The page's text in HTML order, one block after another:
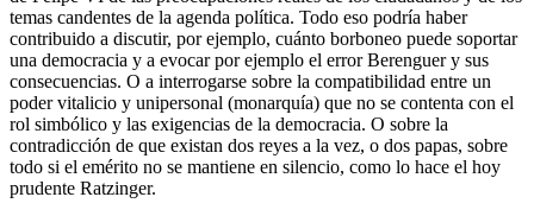
temas candentes de la agenda política. Todo eso podría haber
contribuido a discutir, por ejemplo, cuánto borboneo puede soportar
una democracia y a evocar por ejemplo el error Berenguer y sus
consecuencias. O a interrogarse sobre la compatibilidad entre un
poder vitalicio y unipersonal (monarquía) que no se contenta con el
rol simbólico y las exigencias de la democracia. O sobre la
contradicción de que existan dos reyes a la vez, o dos papas, sobre
todo si el emérito no se mantiene en silencio, como lo hace el hoy
prudente Ratzinger.